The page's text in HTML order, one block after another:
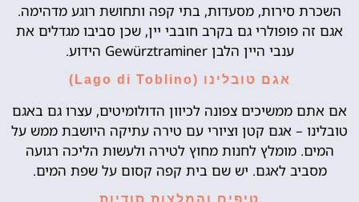
השכרת סירות, מסעדות, בתי קפה ותחושת רוגע מדהימה.
אגם זה פופולרי גם בקרב חובבי יין, שכן סביבו מגדלים את
ענבי היין הלבן Gewürztraminer הידוע.
אגם טובלינו (Lago di Toblino)
אם אתם ממשיכים צפונה לכיוון הדולומיטים, עצרו גם באגם
טובלינו – אגם קטן וציורי עם טירה עתיקה היושבת ממש על
המים. מומלץ לחנות מחוץ לטירה ולעשות הליכה רגועה
מסביב לאגם. יש שם בית קפה קסום על שפת המים.